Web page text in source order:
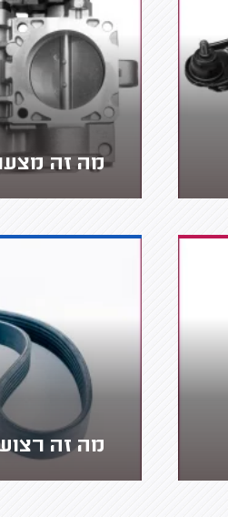
מה זה
מה זה